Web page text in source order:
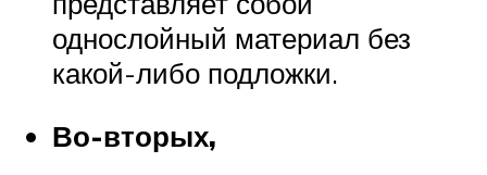
однослойный материал без
какой-либо подложки.
Во-вторых,